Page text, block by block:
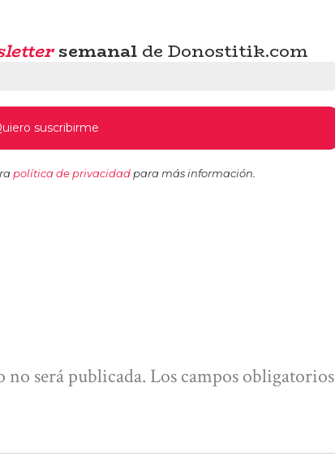
semanal de Donostitik.com
política de privacidad para más información.
será publicada. Los campos obligatorios